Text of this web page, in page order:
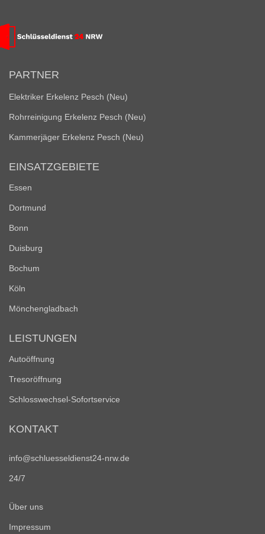
PARTNER
Elektriker Erkelenz Pesch (Neu)
Rohrreinigung Erkelenz Pesch (Neu)
Kammerjäger Erkelenz Pesch (Neu)
EINSATZGEBIETE
Essen
Dortmund
Bonn
Duisburg
Bochum
Köln
Mönchengladbach
LEISTUNGEN
Autoöffnung
Tresoröffnung
Schlosswechsel-Sofortservice
KONTAKT
info@schluesseldienst24-nrw.de
24/7
Über uns
Impressum